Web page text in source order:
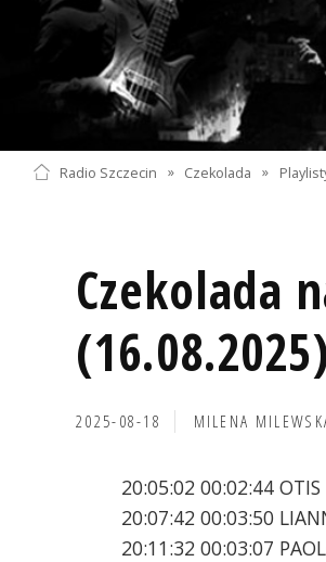
Radio Szczecin » Czekolada »
Czekolada
2025-08-18 MILENA
20:05:02 00:02:44 OTIS
20:07:42 00:03:50
20:11:32 00:03:07